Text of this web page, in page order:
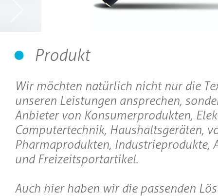
Produkt
Wir möchten natürlich nicht nur die
unseren Leistungen ansprechen,
Anbieter von Konsumerprodukten,
Computertechnik, Haushaltsgeräten,
Pharmaprodukten, Industrieprodukte,
und Freizeitsportartikel.
Auch hier haben wir die passenden